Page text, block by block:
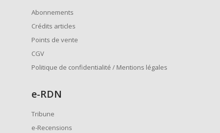
Abonnements
Crédits articles
Points de vente
CGV
Politique de confidentialité / Mentions légales
e-RDN
Tribune
e-Recensions